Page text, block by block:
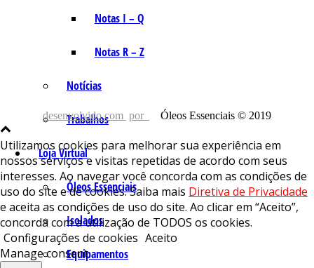
Notas I – Q
Notas R – Z
Notícias
Trabalhos
Loja Virtual
Óleos Essenciais
Isolados
Equipamentos
desenvolvido com por Óleos Essenciais © 2019
Utilizamos cookies para melhorar sua experiência em
nossos serviços e visitas repetidas de acordo com seus
interesses. Ao navegar você concorda com as condições de
uso do site e de cookies. Saiba mais Diretiva de Privacidade
e aceita as condições de uso do site. Ao clicar em “Aceito”,
concorda com a utilização de TODOS os cookies.
Configurações de cookies Aceito
Manage consent